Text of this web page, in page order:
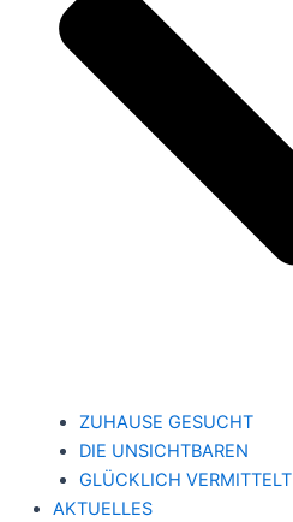
ZUHAUSE GESUCHT
DIE UNSICHTBAREN
GLÜCKLICH VERMITTELT
AKTUELLES